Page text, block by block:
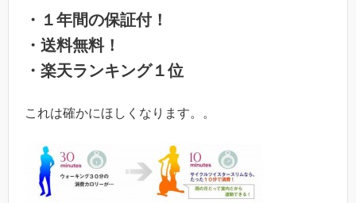
・１年間の保証付！
・送料無料！
・楽天ランキング１位
これは確かにほしくなります。。